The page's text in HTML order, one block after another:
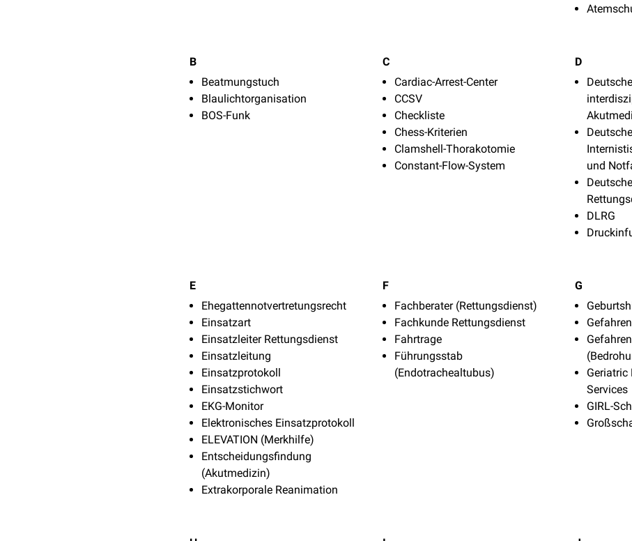
B
Beatmungstuch
Blaulichtorganisation
BOS-Funk
C
Cardiac-Arrest-Center
CCSV
Checkliste
Chess-Kriterien
Clamshell-Thorakotomie
Constant-Flow-System
D
und
DLRG
E
Ehegattennotvertretungsrecht
Einsatzart
Einsatzleiter Rettungsdienst
Einsatzleitung
Einsatzprotokoll
Einsatzstichwort
EKG-Monitor
Elektronisches Einsatzprotokoll
ELEVATION (Merkhilfe)
Entscheidungsfindung
(Akutmedizin)
Extrakorporale Reanimation
F
Fachberater (Rettungsdienst)
Fachkunde Rettungsdienst
Fahrtrage
Führungsstab
(Endotrachealtubus)
G
Geriatric
Services
GIRL-